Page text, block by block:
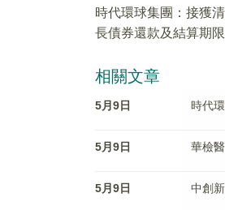
時代環球集團：接獲
長債券還款及結算期限
相關文章
5月9日 時代
5月9日 華檢
5月9日 中創